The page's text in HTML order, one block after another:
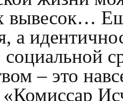
вывесок…
а
социальной
– это
«Комиссар